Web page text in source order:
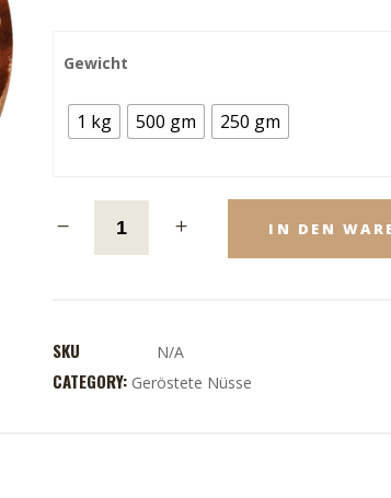
Gewicht
1 kg 500 gm 250 gm
IN DEN
SKU N/A
CATEGORY: Geröstete Nüsse